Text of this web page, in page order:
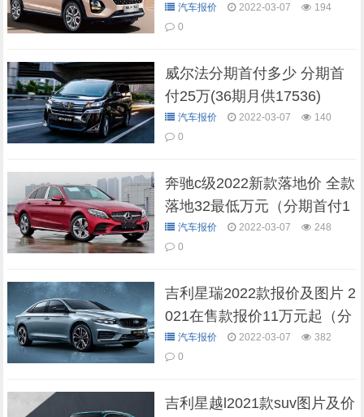
万）汽车报价 2022-03-07
194
0
威尔法分期首付多少 分期首
付25万(36期月供17536)
汽车报价 2022-03-07
140
0
奔驰c级2022新款落地价 全款
落地32最低万元（分期首付1
2万元起）
汽车报价 2022-03-07
248
0
吉利星瑞2022款报价及图片 2
021在售款报价11万元起（分
期首付5万元）
汽车报价 2022-03-07
382
0
吉利星越l2021款suv图片及价